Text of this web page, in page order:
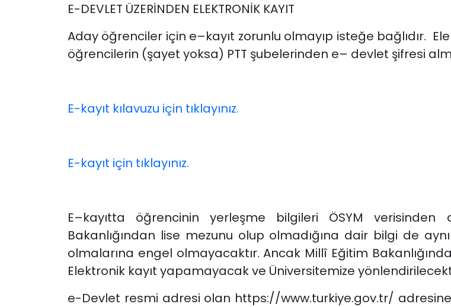
E-DEVLET ÜZERİNDEN ELEKTRONİK KAYIT
Aday öğrenciler için e–kayıt zorunlu olmayıp isteğe bağlıdır.
öğrencilerin (şayet yoksa) PTT şubelerinden e– devlet şifresi
E-kayıt kılavuzu için tıklayınız.
E-kayıt için tıklayınız.
E–kayıtta öğrencinin yerleşme bilgileri ÖSYM
Bakanlığından lise mezunu olup olmadığına dair bilgi de
olmalarına engel olmayacaktır. Ancak Millî Eğitim
Elektronik kayıt yapamayacak ve Üniversitemize
e-Devlet resmi adresi olan https://www.turkiye.gov.tr/